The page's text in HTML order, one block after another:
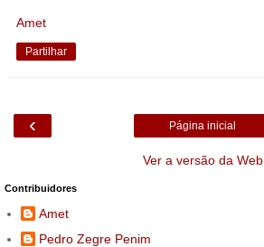
Amet
Partilhar
‹ Página inicial
Ver a versão da Web
Contribuidores
Amet
Pedro Zegre Penim